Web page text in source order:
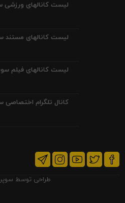
لیست کانالهای
لیست کانالهای مستند
لیست کانالهای فیلم
کانال تلگرام
طراحی توسط